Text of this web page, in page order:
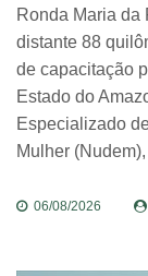
Ronda Maria da
distante 88
de capacitação
Estado do
Especializado
Mulher
06/08/2026